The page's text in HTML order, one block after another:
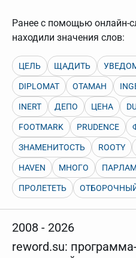
Ранее с помощью онлайн-
находили значения слов:
ЦЕЛЬ ЩАДИТЬ
DIPLOMAT ОТАМАН
INERT ДЕПО ЦЕНА
FOOTMARK PRUDENCE
ЗНАМЕНИТОСТЬ ROOTY
HAVEN МНОГО
ПРОЛЕТЕТЬ
2008 - 2026
reword.su: